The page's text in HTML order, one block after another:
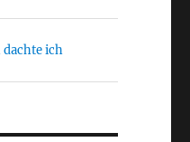
dachte ich